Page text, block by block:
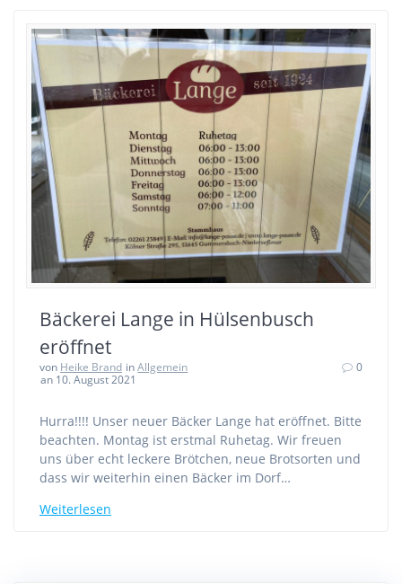
Bäckerei Lange in Hülsenbusch
eröffnet
von Heike Brand inAllgemein
an 10. August 2021
0
Hurra!!!! Unser neuer Bäcker Lange hat eröffnet. Bitte
beachten. Montag ist erstmal Ruhetag. Wir freuen
uns über echt leckere Brötchen, neue Brotsorten und
dass wir weiterhin einen Bäcker im Dorf…
Weiterlesen